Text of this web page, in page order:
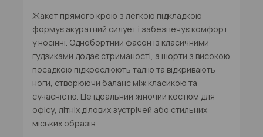
Жакет прямого крою з легкою підкладкою
формує акуратний силует і забезпечує комфорт
у носінні. Однобортний фасон із класичними
ґудзиками додає стриманості, а шорти з високою
посадкою підкреслюють талію та відкривають
ноги, створюючи баланс між класикою та
сучасністю. Це ідеальний жіночий костюм для
офісу, літніх ділових зустрічей або стильних
міських образів.